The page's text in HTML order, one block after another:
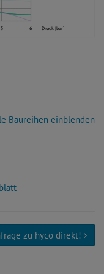
Druck [bar]
5 6
Baureihen einblenden
zu hyco direkt!